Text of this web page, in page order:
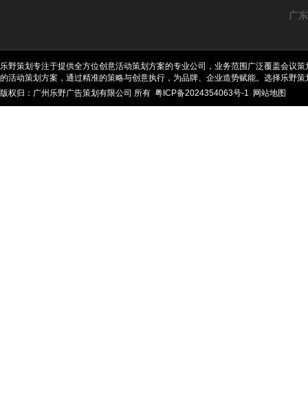
广
乐野策划专注于提供全方位创意活动策划方案的专业公司，业务范围广泛覆盖会议
的活动策划方案，通过精准的策略与创意执行，为品牌、企业造势赋能。选择乐野
版权归：广州乐野广告策划有限公司 所有 粤ICP备2024354063号-1 网站地图